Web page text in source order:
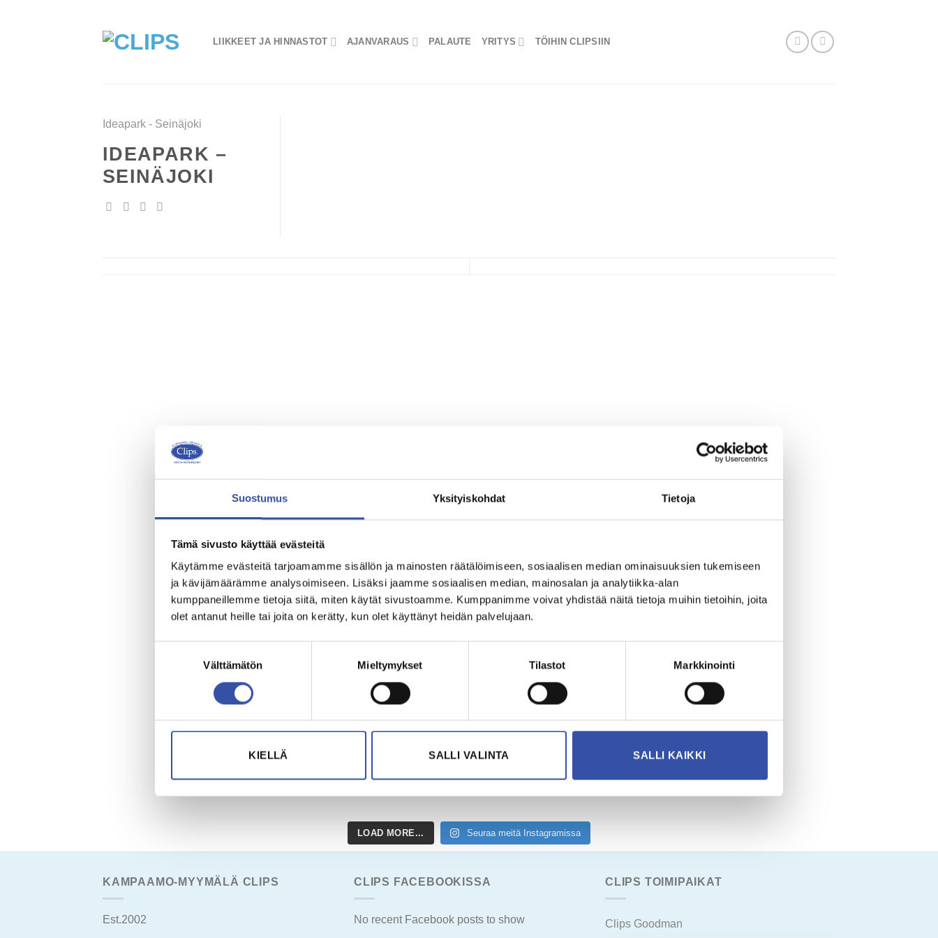
Suostumus Yksityiskohdat Tietoja
Tämä sivusto käyttää evästeitä
Käytämme evästeitä tarjoamamme sisällön ja mainosten räätälöimiseen, sosiaalisen median ominaisuuksien tukemiseen
ja kävijämäärämme analysoimiseen. Lisäksi jaamme sosiaalisen median, mainosalan ja analytiikka-alan
kumppaneillemme tietoja siitä, miten käytät sivustoamme. Kumppanimme voivat yhdistää näitä tietoja muihin tietoihin, joita
olet antanut heille tai joita on kerätty, kun olet käyttänyt heidän palvelujaan.
Välttämätön Mieltymykset Tilastot Markkinointi
KIELLÄ SALLI VALINTA SALLI KAIKKI
LIIKKEET JA HINNASTOT AJANVARAUS PALAUTE YRITYS TÖIHIN CLIPSIIN
Ideapark - Seinäjoki
IDEAPARK –
SEINÄJOKI
LOAD MORE... Seuraa meitä Instagramissa
KAMPAAMO-MYYMÄLÄ CLIPS
Est.2002
CLIPS FACEBOOKISSA
No recent Facebook posts to show
CLIPS TOIMIPAIKAT
Clips Goodman